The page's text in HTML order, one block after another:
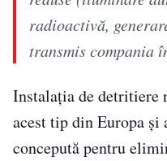
radioactivă,
transmis compania
Instalația de detritiere
acest tip din Europa
concepută pentru